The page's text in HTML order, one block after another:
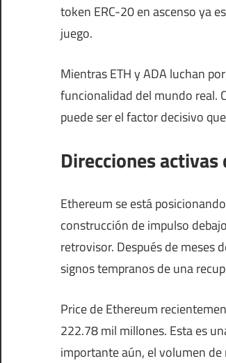
token ERC-20 en ascenso ya
juego.
Mientras ETH y ADA luchan
funcionalidad del mundo real.
puede ser el factor decisivo
Direcciones
Ethereum se está
construcción de impulso
retrovisor. Después de meses
signos tempranos de una
Price de Ethereum
222.78 mil millones. Esta es
importante aún, el volumen de